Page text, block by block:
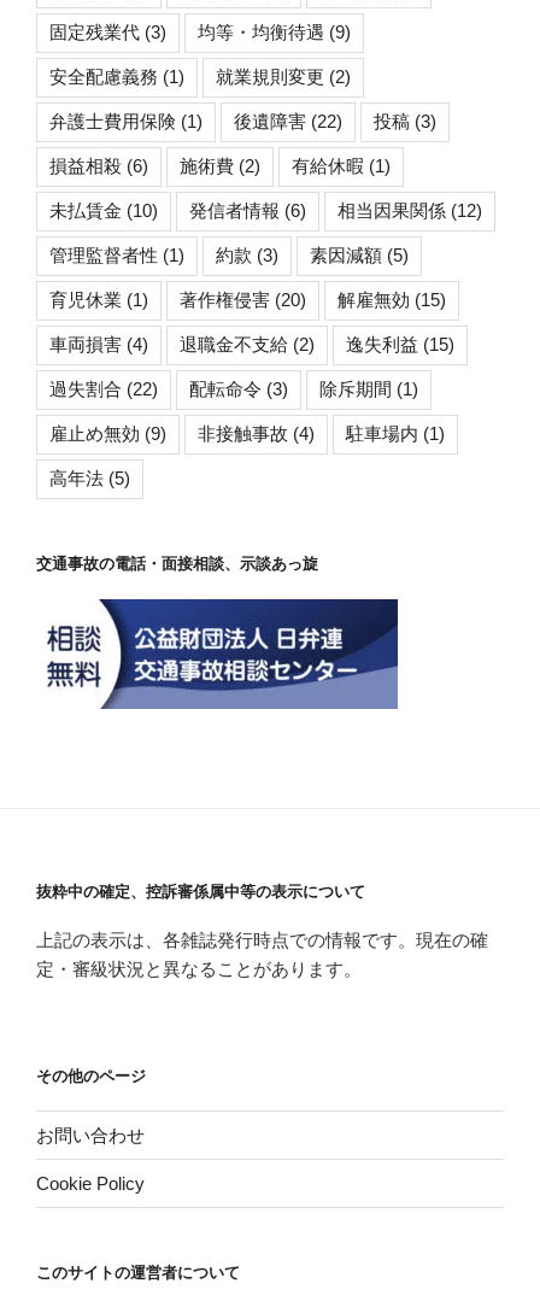
固定残業代 (3) 均等・均衡待遇 (9)
安全配慮義務 (1) 就業規則変更 (2)
弁護士費用保険 (1) 後遺障害 (22) 投稿 (3)
損益相殺 (6) 施術費 (2) 有給休暇 (1)
未払賃金 (10) 発信者情報 (6) 相当因果関係 (12)
管理監督者性 (1) 約款 (3) 素因減額 (5)
育児休業 (1) 著作権侵害 (20) 解雇無効 (15)
車両損害 (4) 退職金不支給 (2) 逸失利益 (15)
過失割合 (22) 配転命令 (3) 除斥期間 (1)
雇止め無効 (9) 非接触事故 (4) 駐車場内 (1)
高年法 (5)
交通事故の電話・面接相談、示談あっ旋
抜粋中の確定、控訴審係属中等の表示について
上記の表示は、各雑誌発行時点での情報です。現在の確
定・審級状況と異なることがあります。
その他のページ
お問い合わせ
Cookie Policy
このサイトの運営者について